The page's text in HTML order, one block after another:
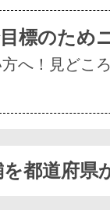
目標のた
方へ！見どこ
都道府県